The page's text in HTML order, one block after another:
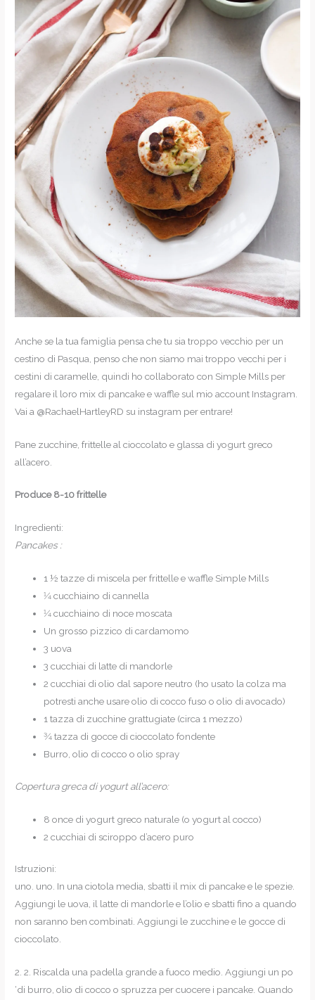
Anche se la tua famiglia pensa che tu sia troppo vecchio per un
cestino di Pasqua, penso che non siamo mai troppo vecchi per i
cestini di caramelle, quindi ho collaborato con Simple Mills per
regalare il loro mix di pancake e waffle sul mio account Instagram.
Vai a @RachaelHartleyRD su instagram per entrare!
Pane zucchine, frittelle al cioccolato e glassa di yogurt greco
all’acero.
Produce 8-10 frittelle
Ingredienti:
Pancakes :
1 ½ tazze di miscela per frittelle e waffle Simple Mills
1⁄4 cucchiaino di cannella
1⁄4 cucchiaino di noce moscata
Un grosso pizzico di cardamomo
3 uova
3 cucchiai di latte di mandorle
2 cucchiai di olio dal sapore neutro (ho usato la colza ma
potresti anche usare olio di cocco fuso o olio di avocado)
1 tazza di zucchine grattugiate (circa 1 mezzo)
3⁄4 tazza di gocce di cioccolato fondente
Burro, olio di cocco o olio spray
Copertura greca di yogurt all’acero:
8 once di yogurt greco naturale (o yogurt al cocco)
2 cucchiai di sciroppo d’acero puro
Istruzioni:
uno. uno. In una ciotola media, sbatti il mix di pancake e le spezie.
Aggiungi le uova, il latte di mandorle e l’olio e sbatti fino a quando
non saranno ben combinati. Aggiungi le zucchine e le gocce di
cioccolato.
2. 2. Riscalda una padella grande a fuoco medio. Aggiungi un po
‘di burro, olio di cocco o spruzza per cuocere i pancake. Quando